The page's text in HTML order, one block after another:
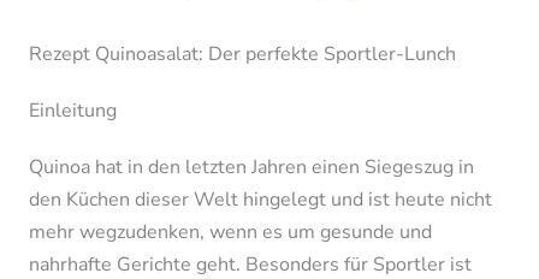
Rezept Quinoasalat: Der perfekte Sportler-Lunch
Einleitung
Quinoa hat in den letzten Jahren einen Siegeszug in
den Küchen dieser Welt hingelegt und ist heute nicht
mehr wegzudenken, wenn es um gesunde und
nahrhafte Gerichte geht. Besonders für Sportler ist